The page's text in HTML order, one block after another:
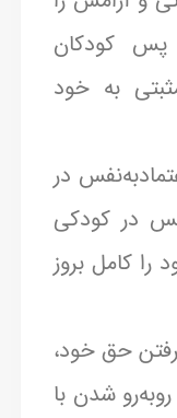
کودکان
به خود
در
در کودکی
کامل بروز
حق خود،
شدن با